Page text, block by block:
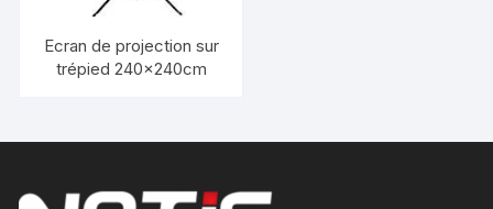
Ecran de projection sur
trépied 240×240cm